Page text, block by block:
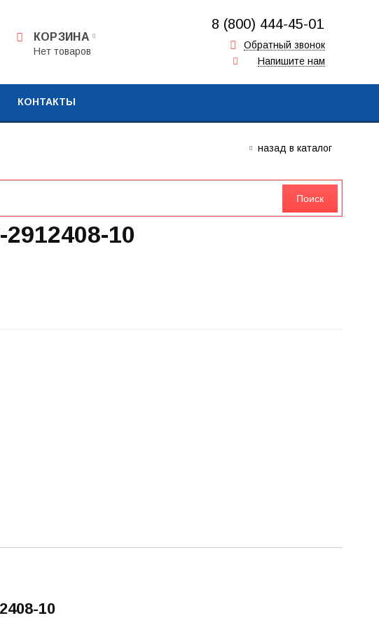
КОРЗИНА
Нет товаров
8 (800) 444-45-01
+7 (917) 857-00-16
+7 (962) 573-06-64
Напишите нам
Обратный звонок
КОНТАКТЫ
назад в каталог
10
10